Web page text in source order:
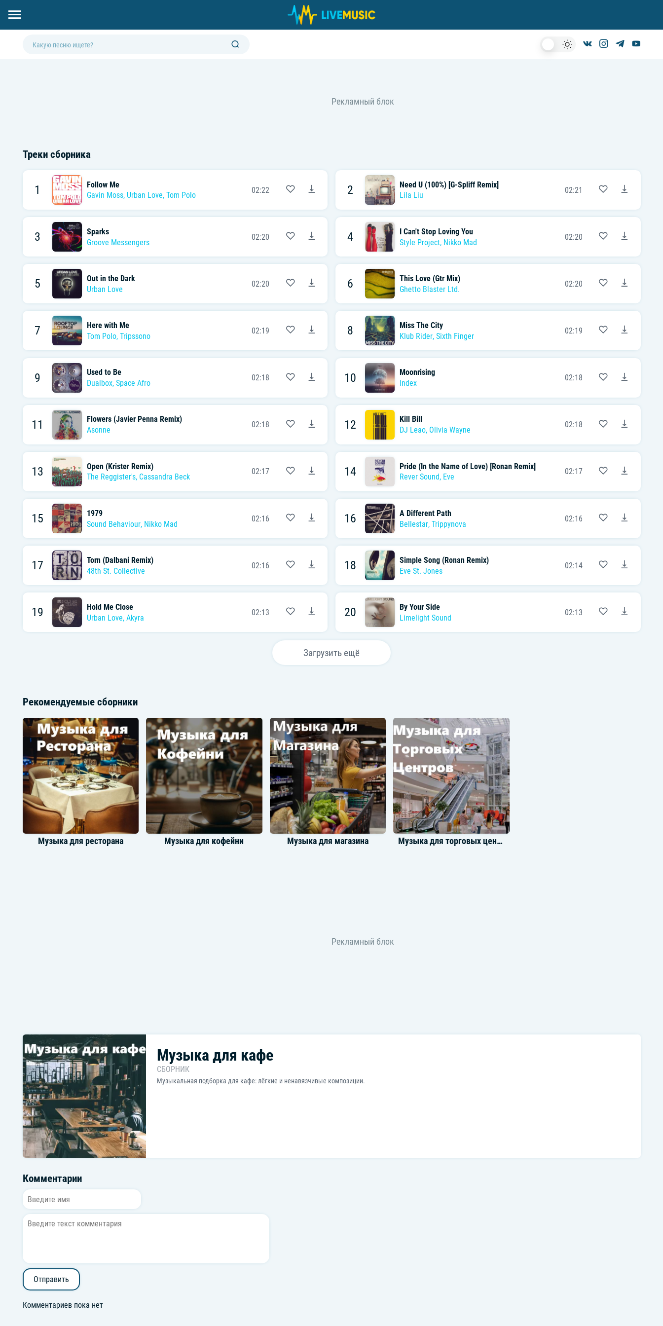
Музыка для кафе
СБОРНИК
Музыкальная подборка для кафе: лёгкие и ненавязчивые композиции.
Треки сборника
1
Follow Me
Gavin Moss, Urban Love, Tom Polo
02:22 2
Need U (100%) [G-Spliff Remix]
Lila Liu
02:21
3
Sparks
Groove Messengers
02:20 4
I Can't Stop Loving You
Style Project, Nikko Mad
02:20
5
Out in the Dark
Urban Love
02:20 6
This Love (Gtr Mix)
Ghetto Blaster Ltd.
02:20
7
Here with Me
Tom Polo, Tripssono
02:19 8
Miss The City
Klub Rider, Sixth Finger
02:19
9
Used to Be
Dualbox, Space Afro
02:18 10
Moonrising
Index
02:18
11
Flowers (Javier Penna Remix)
Asonne
02:18 12
Kill Bill
DJ Leao, Olivia Wayne
02:18
13
Open (Krister Remix)
The Reggister's, Cassandra Beck
02:17 14
Pride (In the Name of Love) [Ronan Remix]
Rever Sound, Eve
02:17
15
1979
Sound Behaviour, Nikko Mad
02:16 16
A Different Path
Bellestar, Trippynova
02:16
17
Torn (Dalbani Remix)
48th St. Collective
02:16 18
Simple Song (Ronan Remix)
Eve St. Jones
02:14
19
Hold Me Close
Urban Love, Akyra
02:13 20
By Your Side
Limelight Sound
02:13
Загрузить ещё
Рекомендуемые сборники
Музыка для ресторана Музыка для кофейни Музыка для магазина Музыка для торговых центров
Комментарии
Отправить
Комментариев пока нет